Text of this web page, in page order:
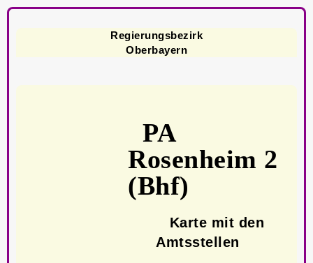
Regierungsbezirk
Oberbayern
PA
Rosenheim 2
(Bhf)
Karte mit den
Amtsstellen